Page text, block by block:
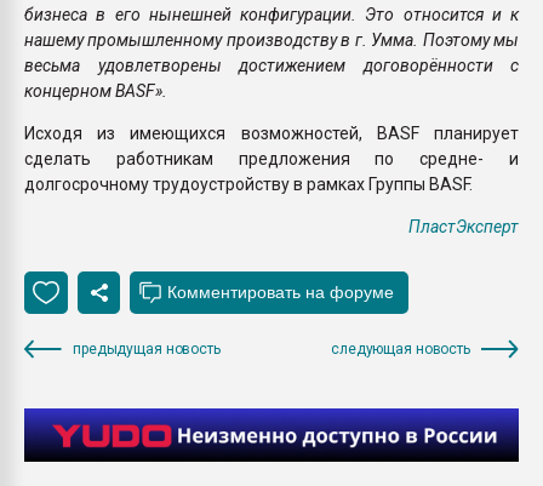
бизнеса в его нынешней конфигурации. Это относится и к
нашему промышленному производству в г. Умма. Поэтому мы
весьма удовлетворены достижением договорённости с
концерном BASF».
Исходя из имеющихся возможностей, BASF планирует
сделать работникам предложения по средне- и
долгосрочному трудоустройству в рамках Группы BASF.
ПластЭксперт
предыдущая новость следующая новость